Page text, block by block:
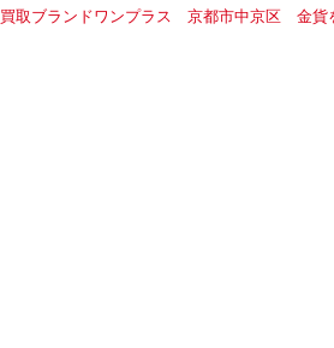
買取ブランドワンプラス 京都市中京区 金貨